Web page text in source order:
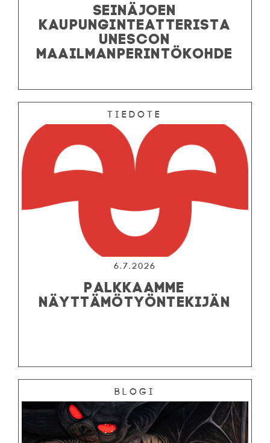
SEINÄJOEN
KAUPUNGINTEATTERISTA
UNESCON
MAAILMANPERINTÖKOHDE
Tiedote
6.7.2026
PALKKAAMME
NÄYTTÄMÖTYÖNTEKIJÄN
Blogi